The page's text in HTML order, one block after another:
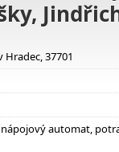
Hradec, 37701
automat,